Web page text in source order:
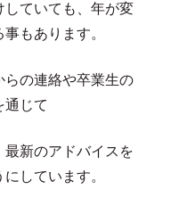
していても、年が変
もあります。
らの連絡や卒業生の
通じて
新のアドバイスを
しています。